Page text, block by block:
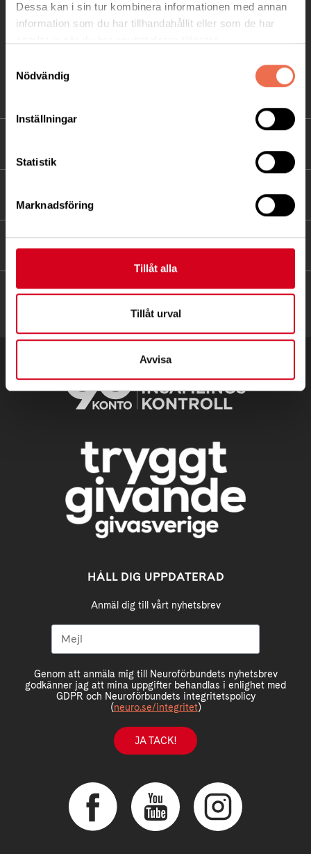
Dessa kan i sin tur kombinera informationen med annan
information som du har tillhandahållit eller som de har
Nödvändig
Inställningar
Statistik
Marknadsföring
Tillåt alla
Tillåt urval
Avvisa
info@neuro.se
PG 90 10 07-5 | BG 901-0075 | Swishgåva 90 100
Till kontaktsidan
HITTA SNABBT
HÅLL DIG UPPDATERAD
Anmäl dig till vårt nyhetsbrev
Genom att anmäla mig till Neuroförbundets nyhetsbrev
godkänner jag att mina uppgifter behandlas i enlighet med
GDPR och Neuroförbundets integritetspolicy
(neuro.se/integritet)
JA TACK!